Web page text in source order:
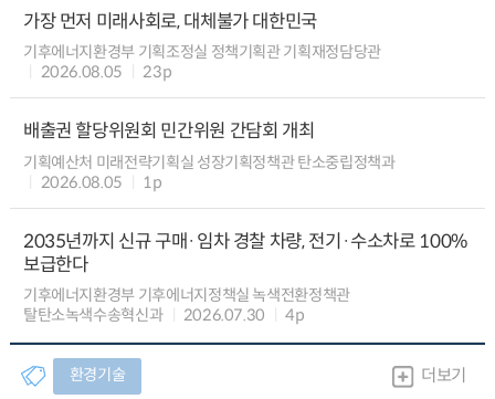
가장 먼저 미래사회로, 대체불가 대한민국
기후에너지환경부 기획조정실 정책기획관 기획재정담당관
2026.08.05
23p
배출권 할당위원회 민간위원 간담회 개최
기획예산처 미래전략기획실 성장기획정책관 탄소중립정책과
2026.08.05
1p
2035년까지 신규 구매·임차 경찰 차량, 전기·수소차로 100%
보급한다
기후에너지환경부 기후에너지정책실 녹색전환정책관
탈탄소녹색수송혁신과
2026.07.30 4p
환경기술 더보기